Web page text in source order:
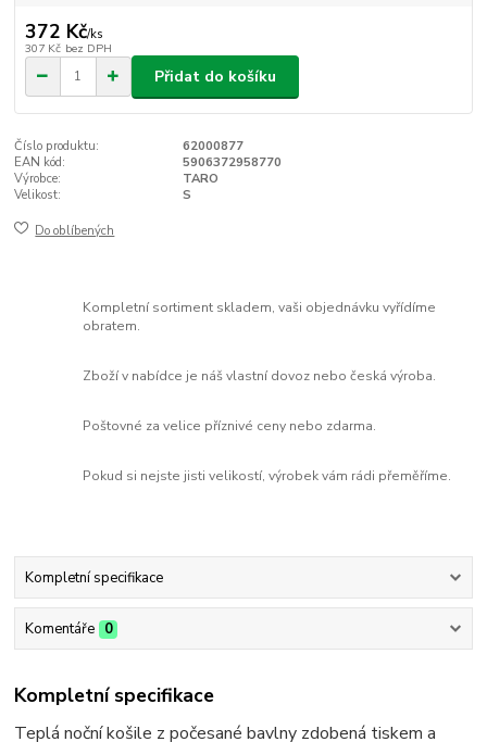
372 Kč/ks
307 Kč bez DPH
Přidat do košíku
Číslo produktu:
62000877
EAN kód:
5906372958770
Výrobce:
TARO
Velikost:
S
Do oblíbených
Kompletní sortiment skladem, vaši objednávku vyřídíme
obratem.
Zboží v nabídce je náš vlastní dovoz nebo česká výroba.
Poštovné za velice příznivé ceny nebo zdarma.
Pokud si nejste jisti velikostí, výrobek vám rádi přeměříme.
Kompletní specifikace
Komentáře 0
Kompletní specifikace
Teplá noční košile z počesané bavlny zdobená tiskem a